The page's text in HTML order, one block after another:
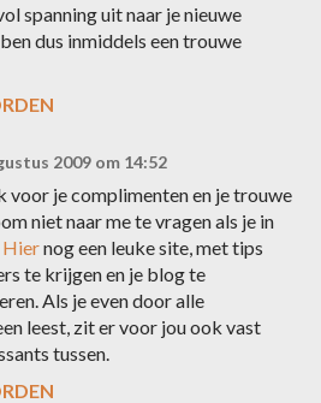
spanning uit naar je nieuwe
dus inmiddels een trouwe
2009 om 14:52
voor je complimenten en je trouwe
niet naar me te vragen als je in
Hiernog een leuke site, met tips
te krijgen en je blog te
Als je even door alle
leest, zit er voor jou ook vast
tussen.